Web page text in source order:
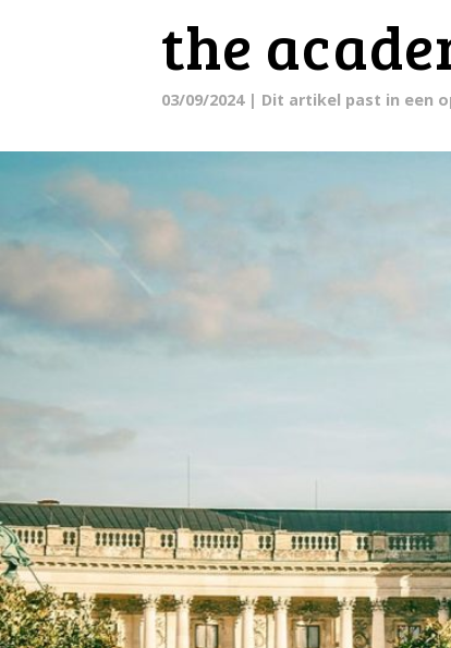
the
03/09/2024| Dit artikel past in een